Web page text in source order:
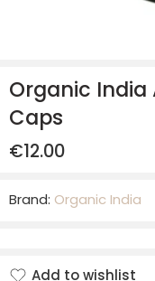
Organic
Caps
€12.00
Brand: Organic India
Add to wishlist